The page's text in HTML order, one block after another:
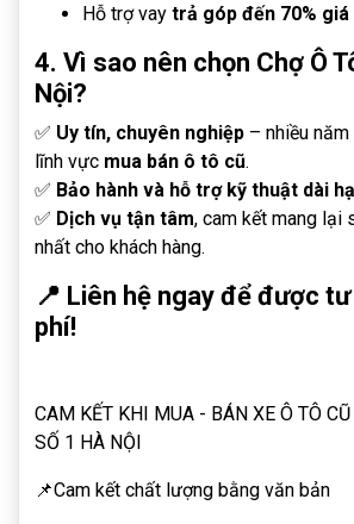
Hỗ trợ vay trả góp đến 70%
4. Vì sao nên chọn Chợ Ô
Nội?
✅ Uy tín, chuyên nghiệp– nhiều năm
lĩnh vực mua bán ô tô cũ.
✅ Bảo hành và hỗ trợ kỹ thuật dài
✅ Dịch vụ tận tâm, cam kết mang lại
nhất cho khách hàng.
📍 Liên hệ ngay để được
phí!
CAM KẾT KHI MUA - BÁN XE Ô TÔ
SỐ 1 HÀ NỘI
📌Cam kết chất lượng bằng văn bản